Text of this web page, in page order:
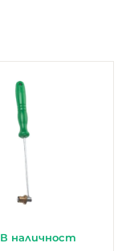
В наличност